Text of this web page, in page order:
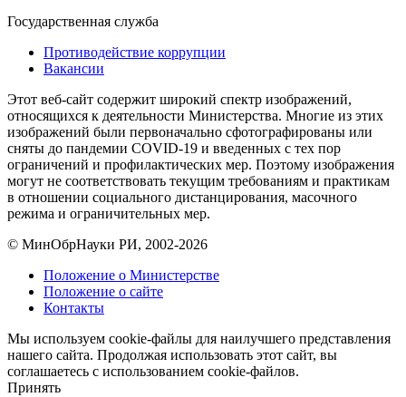
Государственная служба
Противодействие коррупции
Вакансии
Этот веб-сайт содержит широкий спектр изображений,
относящихся к деятельности Министерства. Многие из этих
изображений были первоначально сфотографированы или
сняты до пандемии COVID-19 и введенных с тех пор
ограничений и профилактических мер. Поэтому изображения
могут не соответствовать текущим требованиям и практикам
в отношении социального дистанцирования, масочного
режима и ограничительных мер.
© МинОбрНауки РИ, 2002-2026
Положение о Министерстве
Положение о сайте
Контакты
Мы используем cookie-файлы для наилучшего представления
нашего сайта. Продолжая использовать этот сайт, вы
соглашаетесь с использованием cookie-файлов.
Принять